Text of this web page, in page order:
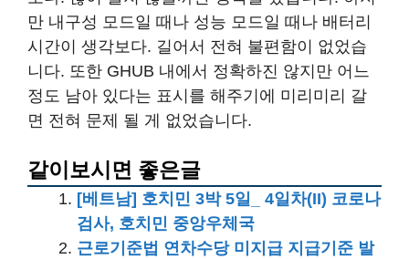
만 내구성 모드일 때나 성능 모드일 때나 배터리
시간이 생각보다. 길어서 전혀 불편함이 없었습
니다. 또한 GHUB 내에서 정확하진 않지만 어느
정도 남아 있다는 표시를 해주기에 미리미리 갈
면 전혀 문제 될 게 없었습니다.
같이보시면 좋은글
[베트남] 호치민 3박 5일_ 4일차(II) 코로나
검사, 호치민 중앙우체국
근로기준법 연차수당 미지급 지급기준 발